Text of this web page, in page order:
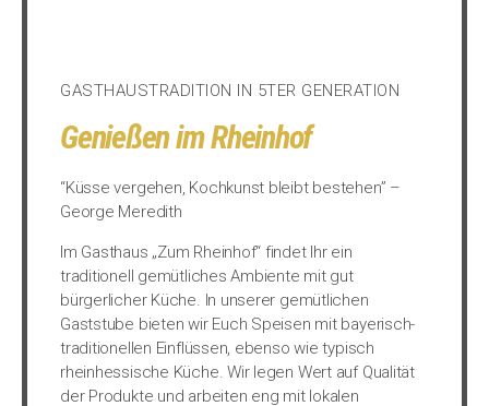
GASTHAUSTRADITION IN 5TER GENERATION
Genießen im Rheinhof
“Küsse vergehen, Kochkunst bleibt bestehen” –
George Meredith
Im Gasthaus „Zum Rheinhof“ findet Ihr ein
traditionell gemütliches Ambiente mit gut
bürgerlicher Küche. In unserer gemütlichen
Gaststube bieten wir Euch Speisen mit bayerisch-
traditionellen Einflüssen, ebenso wie typisch
rheinhessische Küche. Wir legen Wert auf Qualität
der Produkte und arbeiten eng mit lokalen